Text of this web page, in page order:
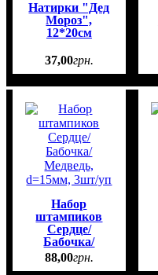
Натирки "Дед
Мороз",
12*20см
37,00грн.
Набор
штампиков
Сердце/
Бабочка/
Медведь,
d=15мм, 3шт/
88,00грн.